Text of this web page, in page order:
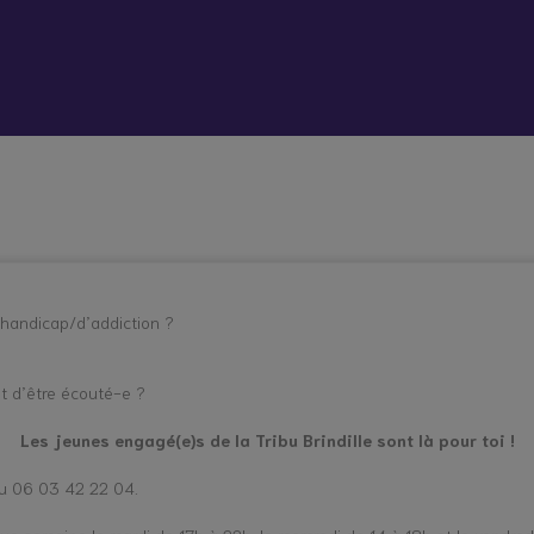
d’addiction ?
d’être écouté-e ?
Les jeunes engagé(e)s de la Tribu Brindille sont là pour toi !
06 03 42 22 04.